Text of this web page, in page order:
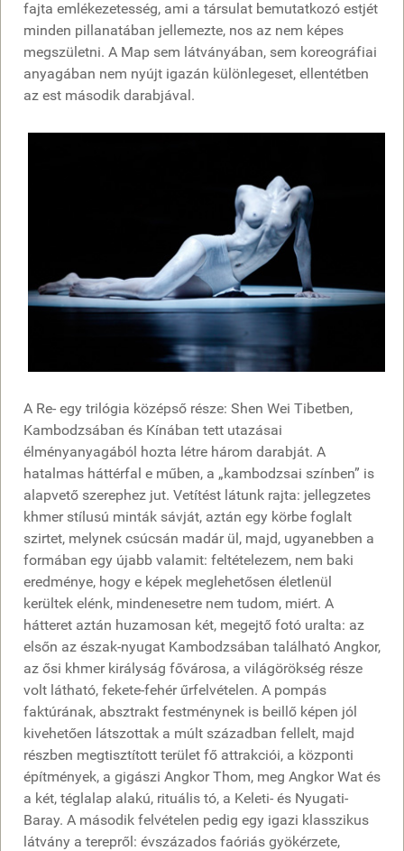
fajta emlékezetesség, ami a társulat bemutatkozó estjét
minden pillanatában jellemezte, nos az nem képes
megszületni. A Map sem látványában, sem koreográfiai
anyagában nem nyújt igazán különlegeset, ellentétben
az est második darabjával.
A Re- egy trilógia középső része: Shen Wei Tibetben,
Kambodzsában és Kínában tett utazásai
élményanyagából hozta létre három darabját. A
hatalmas háttérfal e műben, a „kambodzsai színben” is
alapvető szerephez jut. Vetítést látunk rajta: jellegzetes
khmer stílusú minták sávját, aztán egy körbe foglalt
szirtet, melynek csúcsán madár ül, majd, ugyanebben a
formában egy újabb valamit: feltételezem, nem baki
eredménye, hogy e képek meglehetősen életlenül
kerültek elénk, mindenesetre nem tudom, miért. A
hátteret aztán huzamosan két, megejtő fotó uralta: az
elsőn az észak-nyugat Kambodzsában található Angkor,
az ősi khmer királyság fővárosa, a világörökség része
volt látható, fekete-fehér űrfelvételen. A pompás
faktúrának, absztrakt festménynek is beillő képen jól
kivehetően látszottak a múlt században fellelt, majd
részben megtisztított terület fő attrakciói, a központi
építmények, a gigászi Angkor Thom, meg Angkor Wat és
a két, téglalap alakú, rituális tó, a Keleti- és Nyugati-
Baray. A második felvételen pedig egy igazi klasszikus
látvány a terepről: évszázados faóriás gyökérzete,